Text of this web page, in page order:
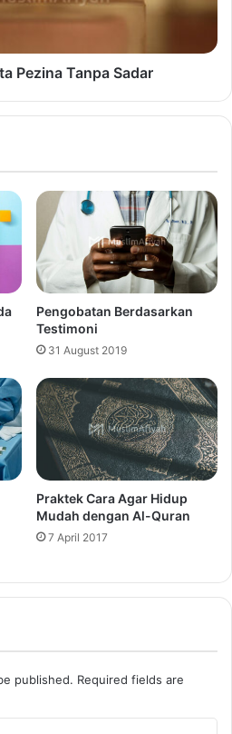
Pezina Tanpa Sadar
Pengobatan Berdasarkan
Testimoni
31 August 2019
Praktek Cara Agar Hidup
Mudah dengan Al-Quran
7 April 2017
published. Required fields are